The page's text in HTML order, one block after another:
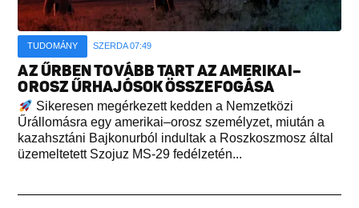
TUDOMÁNY SZERDA 07:49
AZ ŰRBEN TOVÁBB TART AZ AMERIKAI–
OROSZ ŰRHAJÓSOK ÖSSZEFOGÁSA
Sikeresen megérkezett kedden a Nemzetközi
Űrállomásra egy amerikai–orosz személyzet, miután a
kazahsztáni Bajkonurból indultak a Roszkoszmosz által
üzemeltetett Szojuz MS-29 fedélzetén...